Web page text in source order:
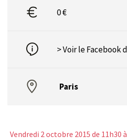
0 €
> Voir le Facebook
Paris
Vendredi 2 octobre 2015 de 11h30